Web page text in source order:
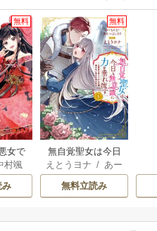
無料
女で
が ～
かえ
村颯
み
無料
無自覚聖女は今日
も無意識に力を垂
れ流す ～公爵家
の落ちこぼれ令
を掴み取る～
えとうヨナ /あー
もんど/ あんべよ
しろう
無料立読み